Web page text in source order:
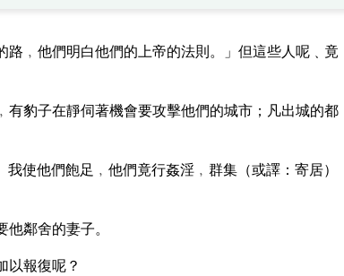
﹐他們明白他們的上帝的法則。」但這些人呢﹑竟
豹子在靜伺著機會要攻擊他們的城市；凡出城的都
使他們飽足﹐他們竟行姦淫﹐群集（或譯：寄居）
鄰舍的妻子。
以報復呢？